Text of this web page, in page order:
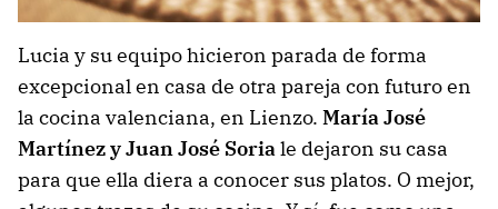
Lucia y su equipo hicieron parada de forma
excepcional en casa de otra pareja con futuro en
la cocina valenciana, en Lienzo. María José
Martínez y Juan José Soriale dejaron su casa
para que ella diera a conocer sus platos. O mejor,